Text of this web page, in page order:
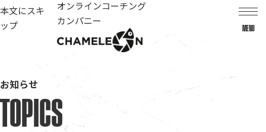
本文にスキ
ップ
オンラインコーチング
カンパニー
MENU
お知らせ
TOPICS